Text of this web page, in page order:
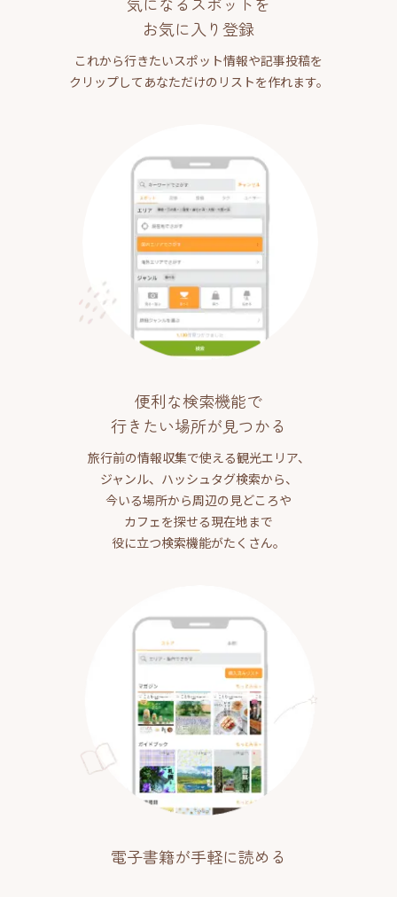
お気に入り登録
これから行きたいスポット情報や記事投稿を
クリップしてあなただけのリストを作れます。
便利な検索機能で
行きたい場所が見つかる
旅行前の情報収集で使える観光エリア、
ジャンル、ハッシュタグ検索から、
今いる場所から周辺の見どころや
カフェを探せる現在地まで
役に立つ検索機能がたくさん。
電子書籍が手軽に読める